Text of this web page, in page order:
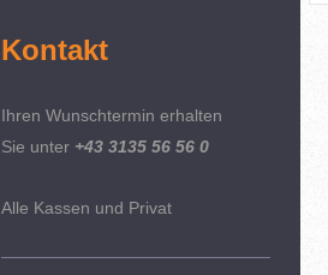
Kontakt
Ihren Wunschtermin erhalten
Sie unter +43 3135 56 56 0
Alle Kassen und Privat